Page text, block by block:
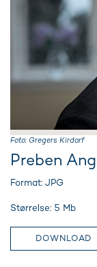
Foto: Gregers Kirdorf
Preben
Format: JPG
Størrelse: 5 Mb
DOWNLOAD